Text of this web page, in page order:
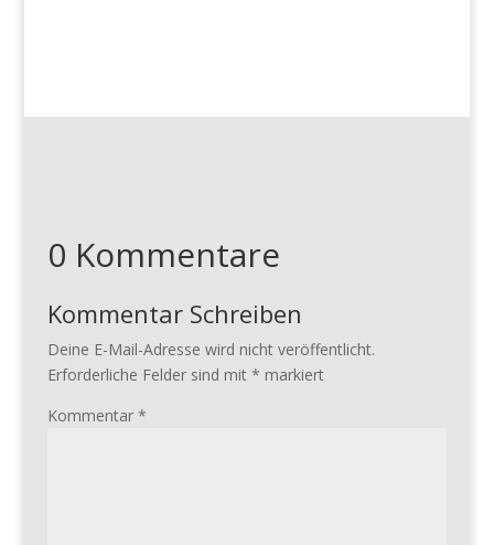
0 Kommentare
Kommentar Schreiben
Deine E-Mail-Adresse wird nicht veröffentlicht.
Erforderliche Felder sind mit * markiert
Kommentar *